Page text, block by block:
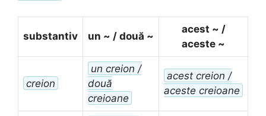
substantiv un ~ / două ~
acest ~ /
aceste ~
creion
un creion /
două
creioane
acest creion /
aceste creioane